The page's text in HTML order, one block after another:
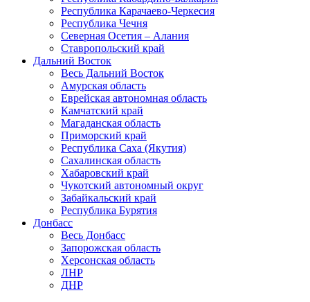
Республика Карачаево-Черкесия
Республика Чечня
Северная Осетия – Алания
Ставропольский край
Дальний Восток
Весь Дальний Восток
Амурская область
Еврейская автономная область
Камчатский край
Магаданская область
Приморский край
Республика Саха (Якутия)
Сахалинская область
Хабаровский край
Чукотский автономный округ
Забайкальский край
Республика Бурятия
Донбасс
Весь Донбасс
Запорожская область
Херсонская область
ЛНР
ДНР